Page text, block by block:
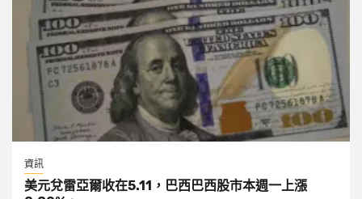
資訊
美元兌雷亞爾收在5.11，巴西巴西股市本週一上漲